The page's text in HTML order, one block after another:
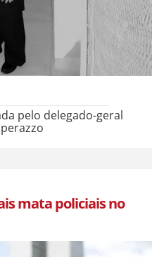
pelo delegado-geral
mata policiais no